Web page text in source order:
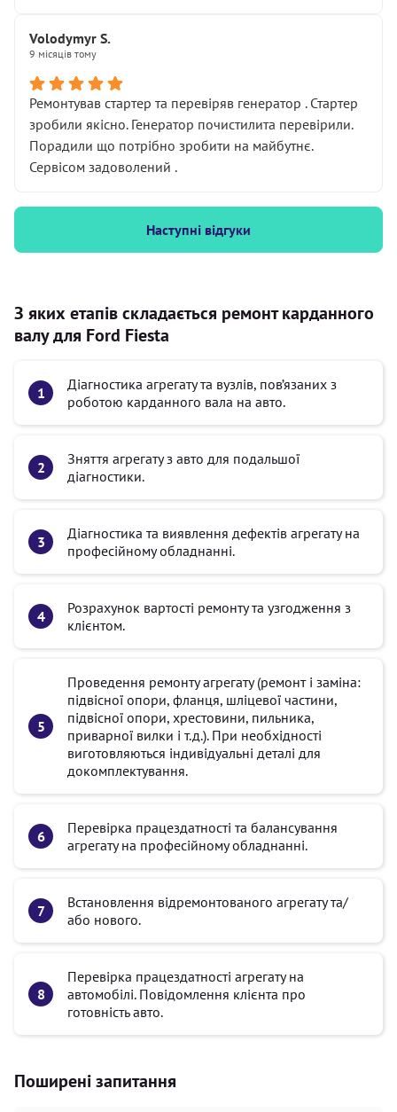
Volodymyr S.
9 місяців тому
Ремонтував стартер та перевіряв генератор . Стартер
зробили якісно. Генератор почистилита перевірили.
Порадили що потрібно зробити на майбутнє.
Сервісом задоволений .
Наступні відгуки
З яких етапів складається ремонт карданного
валу для Ford Fiesta
Діагностика агрегату та вузлів, пов’язаних з
роботою карданного вала на авто.
Зняття агрегату з авто для подальшої
діагностики.
Діагностика та виявлення дефектів агрегату на
професійному обладнанні.
Розрахунок вартості ремонту та узгодження з
клієнтом.
Проведення ремонту агрегату (ремонт і заміна:
підвісної опори, фланця, шліцевої частини,
підвісної опори, хрестовини, пильника,
приварної вилки і т.д.). При необхідності
виготовляються індивідуальні деталі для
докомплектування.
Перевірка працездатності та балансування
агрегату на професійному обладнанні.
Встановлення відремонтованого агрегату та/
або нового.
Перевірка працездатності агрегату на
автомобілі. Повідомлення клієнта про
готовність авто.
Поширені запитання